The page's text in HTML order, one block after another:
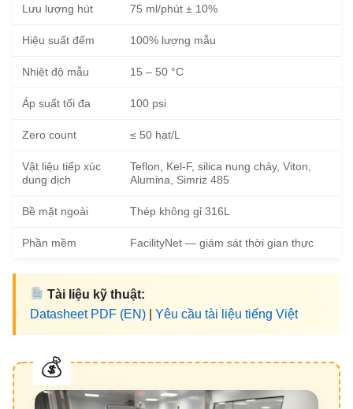
Lưu lượng hút 75 ml/phút ± 10%
Hiệu suất đếm 100% lượng mẫu
Nhiệt độ mẫu 15 – 50 °C
Áp suất tối đa 100 psi
Zero count ≤ 50 hạt/L
Vật liệu tiếp xúc
dung dịch
Teflon, Kel-F, silica nung chảy, Viton,
Alumina, Simriz 485
Bề mặt ngoài Thép không gỉ 316L
Phần mềm FacilityNet — giám sát thời gian thực
Tài liệu kỹ thuật:
Datasheet PDF (EN)
Yêu cầu tài liệu tiếng Việt